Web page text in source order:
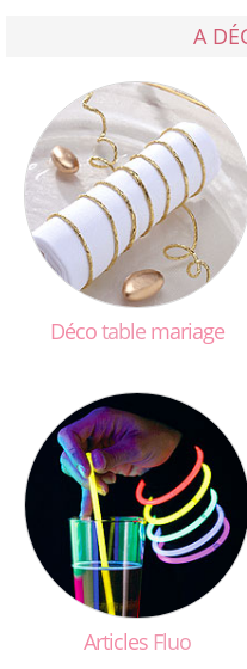
A
Décotablemariage
Articles Fluo